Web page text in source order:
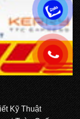
Kỹ Thuật
.
.